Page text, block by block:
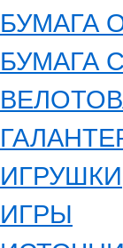
БУМАГА
БУМАГА
ИГРУШКИ
ИГРЫ